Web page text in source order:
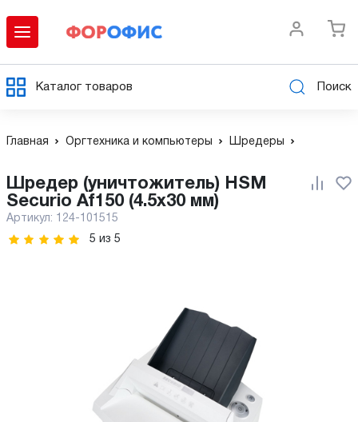
Каталог товаров Поиск
Главная Оргтехника и компьютеры Шредеры
Шредер (уничтожитель) HSM
Securio Af150 (4.5x30 мм)
Артикул: 124-101515
5 из 5